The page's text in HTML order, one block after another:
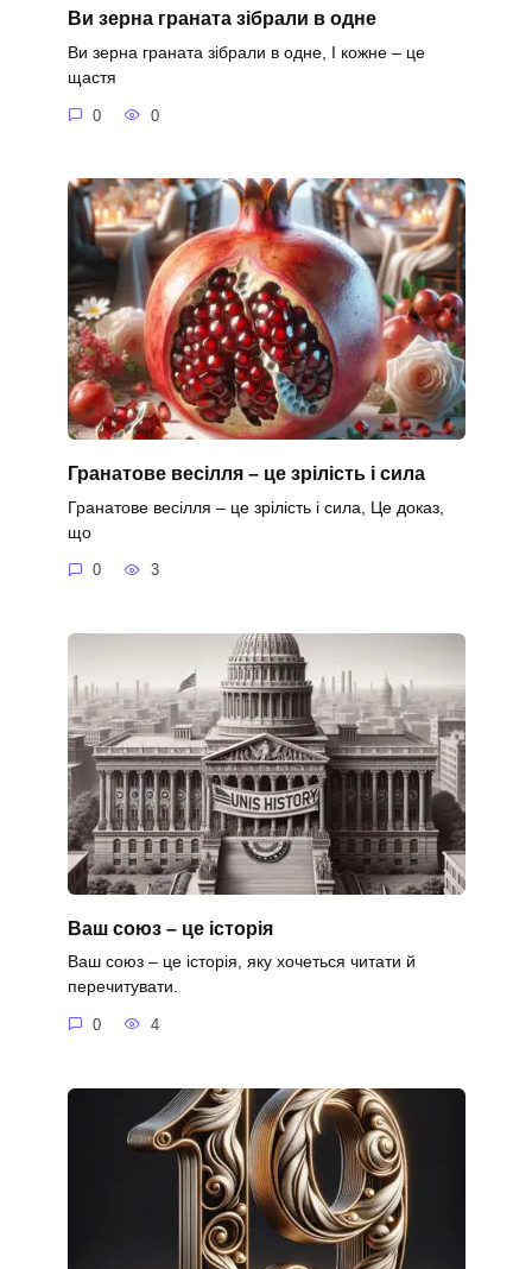
Ви зерна граната зібрали в одне
Ви зерна граната зібрали в одне, І кожне – це
щастя
0 0
Гранатове весілля – це зрілість і сила
Гранатове весілля – це зрілість і сила, Це доказ,
що
0 3
Ваш союз – це історія
Ваш союз – це історія, яку хочеться читати й
перечитувати.
0 4